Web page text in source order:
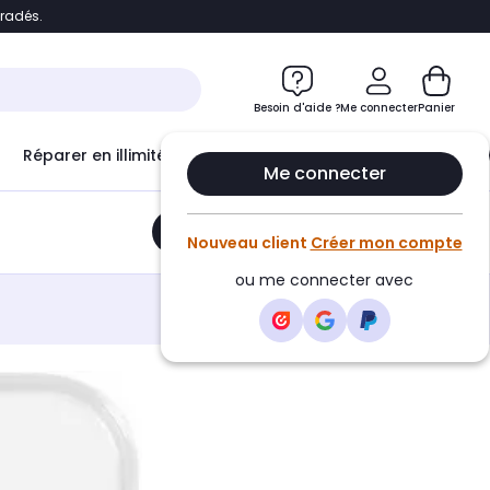
Accéder directement au chatbot
Besoin d'aide ?Me connecter
Me connecter
Nouveau client Créer mon compte
ou me connecter avec
Panier
Réparer en illimité avec Le Club Infinity
Ajouter au panier